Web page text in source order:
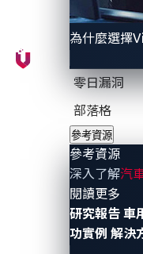
為什麼選擇
零日漏洞
部落格
參考資源
參考資源
深入了解汽
閱讀更多
研究報告 車
功實例 解決
VicOne攜手
Platform
台環境
新一代移動體驗的核
發平台，可以幫助電
應用，並且提供良好
官鄭奕立正表示，電
的汽車相關的安全風
供應鏈合作夥伴做好
收集的數據樣本，結合